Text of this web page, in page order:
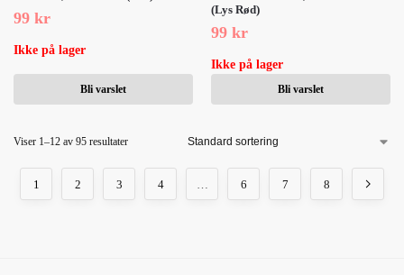
99 kr
Ikke på lager
Bli varslet
(Lys Rød)
99 kr
Ikke på lager
Bli varslet
Viser 1–12 av 95 resultater
1 2 3 4 … 6 7 8